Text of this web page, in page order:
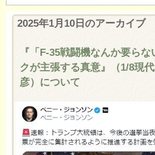
テ
ン 2025年1月10日 のアーカイブ
『「F-35戦闘機なんか要ら
クが主張する真意』（1/8現
彦）について